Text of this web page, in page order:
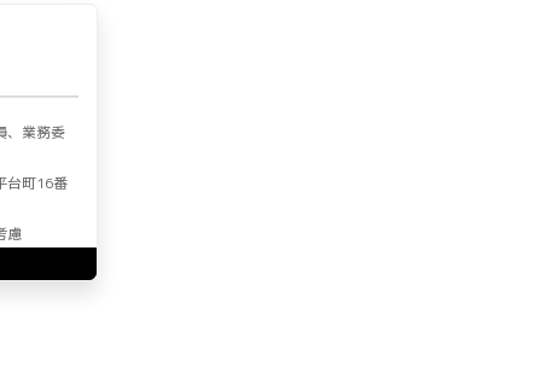
、業務委
台町16番
慮